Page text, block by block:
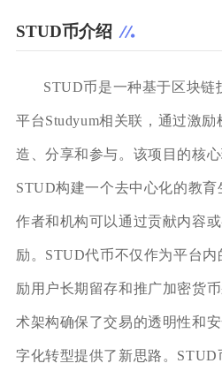
STUD币介绍
STUD币是一种基于区块链
平台Studyum相关联，通过激励
造、分享和参与。该项目的核
STUD构建一个去中心化的教
作者和机构可以通过贡献内容
励。STUD代币不仅作为平台
励用户长期留存和推广加密货
术架构确保了交易的透明性和
字化转型提供了新思路。